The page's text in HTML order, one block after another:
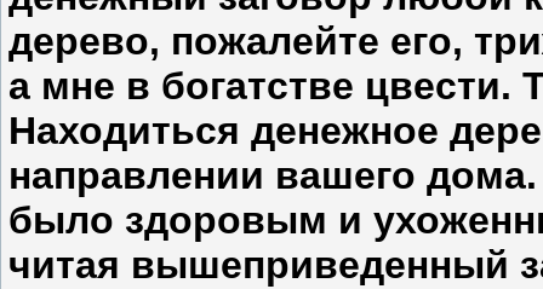
дерево, пожалейте его,
а мне в богатстве цвести.
Находиться денежное
направлении вашего
было здоровым и
читая вышеприведенный